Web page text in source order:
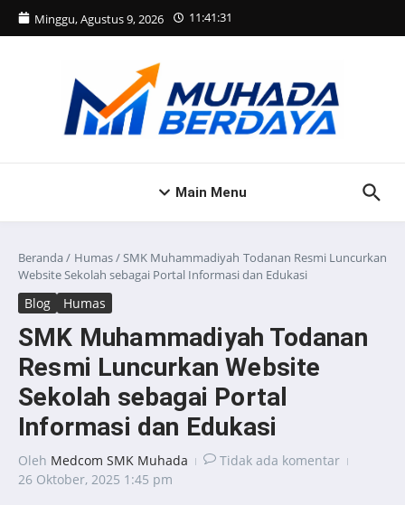
Lewati ke konten
Minggu, Agustus 9, 2026 11:41:31
Main Menu
Beranda / Humas/SMK Muhammadiyah Todanan Resmi Luncurkan
Website Sekolah sebagai Portal Informasi dan Edukasi
Blog Humas
SMK Muhammadiyah Todanan
Resmi Luncurkan Website
Sekolah sebagai Portal
Informasi dan Edukasi
Oleh Medcom SMK Muhada
Tidak ada komentar
26 Oktober, 2025 1:45 pm